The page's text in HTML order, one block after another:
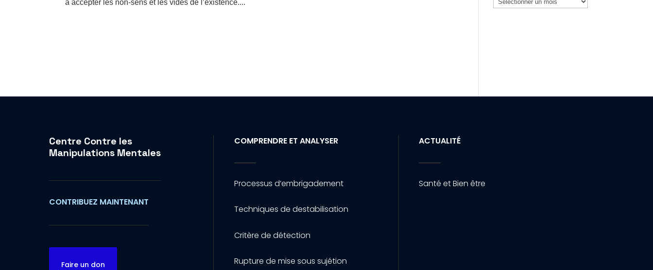
à accepter les non-sens et les vides de l’existence....
Centre Contre les
Manipulations Mentales
CONTRIBUEZ MAINTENANT
Faire un don
COMPRENDRE ET ANALYSER
Processus d’embrigadement
Techniques de destabilisation
Critère de détection
Rupture de mise sous sujétion
ACTUALITÉ
Santé et Bien être